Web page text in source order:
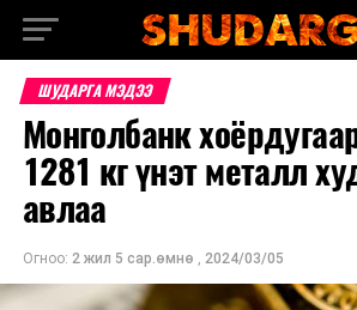
ШУДАРГА МЭДЭЭ
Монголбанк
1281 кг үнэт металл
авлаа
Огноо: 2 жил 5 сар.өмнө , 2024/03/05